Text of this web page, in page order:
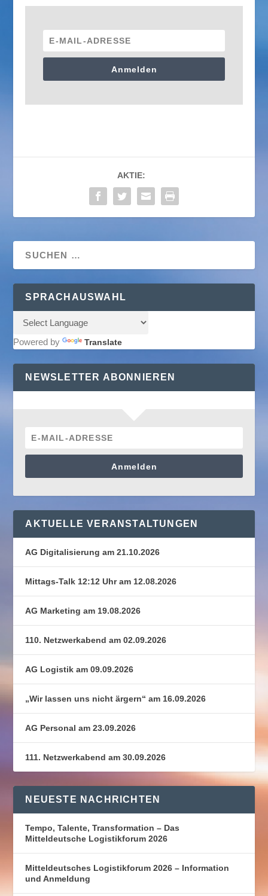
Anmelden
AKTIE:
SPRACHAUSWAHL
Powered by Translate
NEWSLETTER ABONNIEREN
Anmelden
AKTUELLE VERANSTALTUNGEN
AG Digitalisierung am 21.10.2026
Mittags-Talk 12:12 Uhr am 12.08.2026
AG Marketing am 19.08.2026
110. Netzwerkabend am 02.09.2026
AG Logistik am 09.09.2026
„Wir lassen uns nicht ärgern“ am 16.09.2026
AG Personal am 23.09.2026
111. Netzwerkabend am 30.09.2026
NEUESTE NACHRICHTEN
Tempo, Talente, Transformation – Das
Mitteldeutsche Logistikforum 2026
Mitteldeutsches Logistikforum 2026 – Information
und Anmeldung